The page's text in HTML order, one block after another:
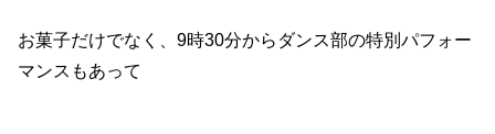
お菓子だけでなく、9時30分からダンス部の特別パフォー
マンスもあって